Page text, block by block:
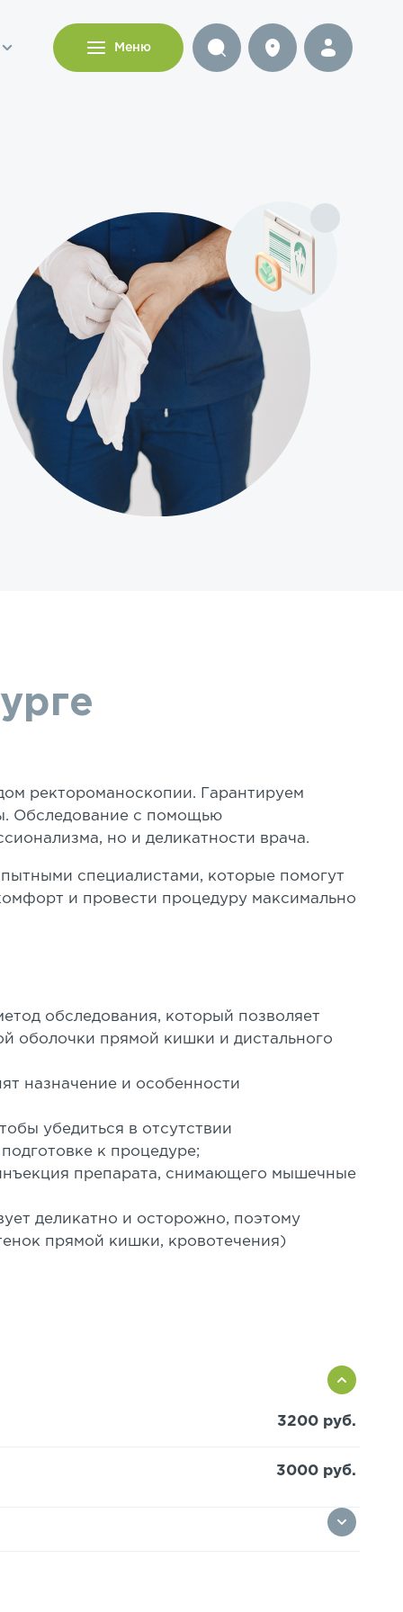
Меню
ректороманоскопии. Гарантируем
Обследование с помощью
но и деликатности врача.
специалистами, которые помогут
и провести процедуру максимально
обследования, который позволяет
оболочки прямой кишки и дистального
назначение и особенности
убедиться в отсутствии
к процедуре;
препарата, снимающего мышечные
деликатно и осторожно, поэтому
прямой кишки, кровотечения)
3200 руб.
3000 руб.